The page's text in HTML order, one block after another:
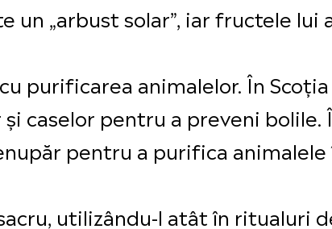
un „arbust solar”, iar fructele
purificarea animalelor. În
caselor pentru a preveni bolile.
pentru a purifica
utilizându-l atât în ritualuri